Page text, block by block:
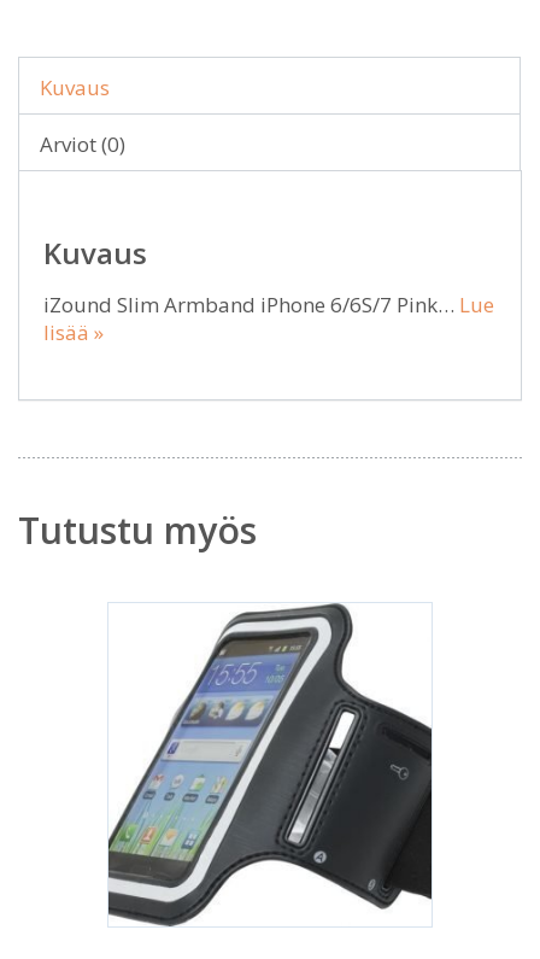
Kuvaus
Arviot (0)
Kuvaus
iZound Slim Armband iPhone 6/6S/7 Pink… Lue
lisää »
Tutustu myös